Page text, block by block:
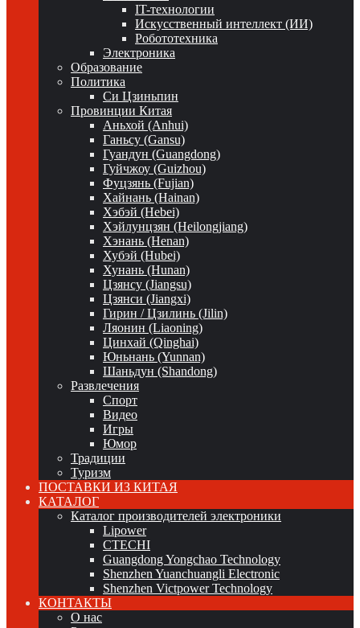
IT-технологии
Искусственный интеллект (ИИ)
Робототехника
Электроника
Образование
Политика
Си Цзиньпин
Провинции Китая
Аньхой (Anhui)
Ганьсу (Gansu)
Гуандун (Guangdong)
Гуйчжоу (Guizhou)
Фуцзянь (Fujian)
Хайнань (Hainan)
Хэбэй (Hebei)
Хэйлунцзян (Heilongjiang)
Хэнань (Henan)
Хубэй (Hubei)
Хунань (Hunan)
Цзянсу (Jiangsu)
Цзянси (Jiangxi)
Гирин / Цзилинь (Jilin)
Ляонин (Liaoning)
Цинхай (Qinghai)
Юньнань (Yunnan)
Шаньдун (Shandong)
Развлечения
Спорт
Видео
Игры
Юмор
Традиции
Туризм
ПОСТАВКИ ИЗ КИТАЯ
КАТАЛОГ
Каталог производителей электроники
Lipower
CTECHI
Guangdong Yongchao Technology
Shenzhen Yuanchuangli Electronic
Shenzhen Victpower Technology
КОНТАКТЫ
О нас